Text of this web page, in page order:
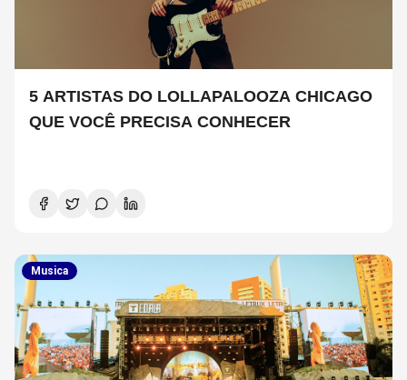
5 ARTISTAS DO LOLLAPALOOZA CHICAGO
QUE VOCÊ PRECISA CONHECER
Musica